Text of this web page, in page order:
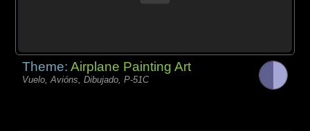
Theme:Airplane Painting Art
Vuelo, Avións, Dibujado, P-51C